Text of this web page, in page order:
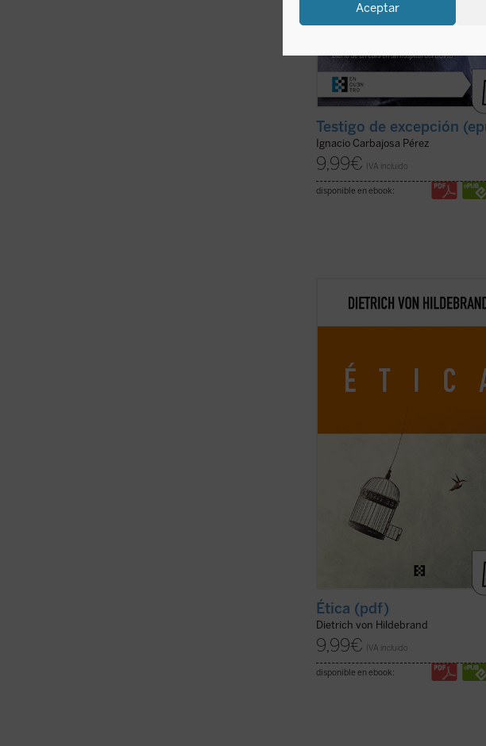
Aceptar
Testigo de excepción
Ignacio Carbajosa Pérez
9,99€ IVA incluido
disponible en ebook:
Este libro es ya un clásico de la
profundidad de sus tesis,
experiencia cotidiana, una
global de ...
Ética (pdf)
Dietrich von Hildebrand
9,99€ IVA incluido
disponible en ebook: